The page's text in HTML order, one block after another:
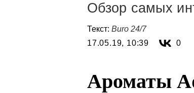
Обзор самых
Текст: Buro 24/7
17.05.19, 10:39
0
Ароматы